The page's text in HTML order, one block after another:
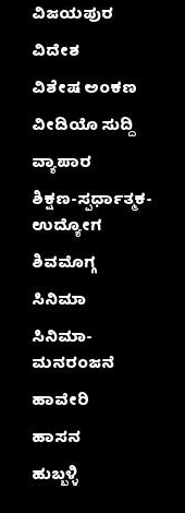
ವಿಜಯಪುರ
ವಿದೇಶ
ವಿಶೇಷ ಅಂಕಣ
ವೀಡಿಯೊ ಸುದ್ದಿ
ವ್ಯಾಪಾರ
ಶಿಕ್ಷಣ-ಸ್ಪರ್ಧಾತ್ಮಕ-
ಉದ್ಯೋಗ
ಶಿವಮೊಗ್ಗ
ಸಿನಿಮಾ
ಸಿನಿಮಾ-
ಮನರಂಜನೆ
ಹಾವೇರಿ
ಹಾಸನ
ಹುಬ್ಬಳ್ಳಿ